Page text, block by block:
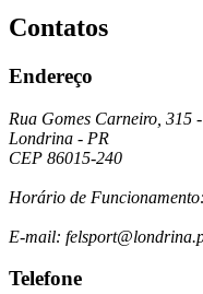
Contatos
Endereço
Rua Gomes Carneiro, 315
Londrina - PR
CEP 86015-240
Horário de
E-mail:
Telefone